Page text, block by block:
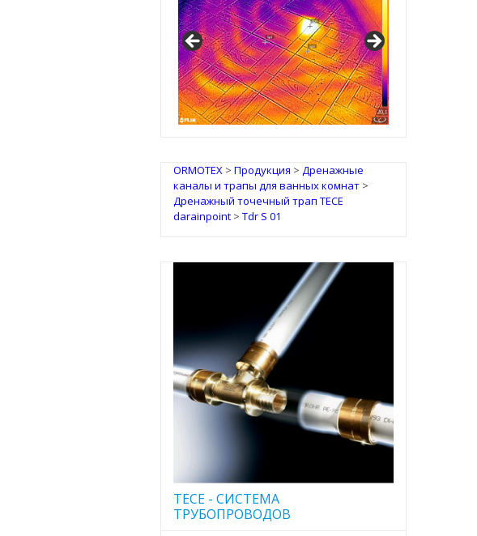
IRSAP Design Radiators
ORMOTEX> Продукция > Дренажные
каналы и трапы для ванных комнат>
Дренажный точечный трап TECE
darainpoint> Tdr S 01
TECE - CИСТЕМА
ТРУБОПРОВОДОВ